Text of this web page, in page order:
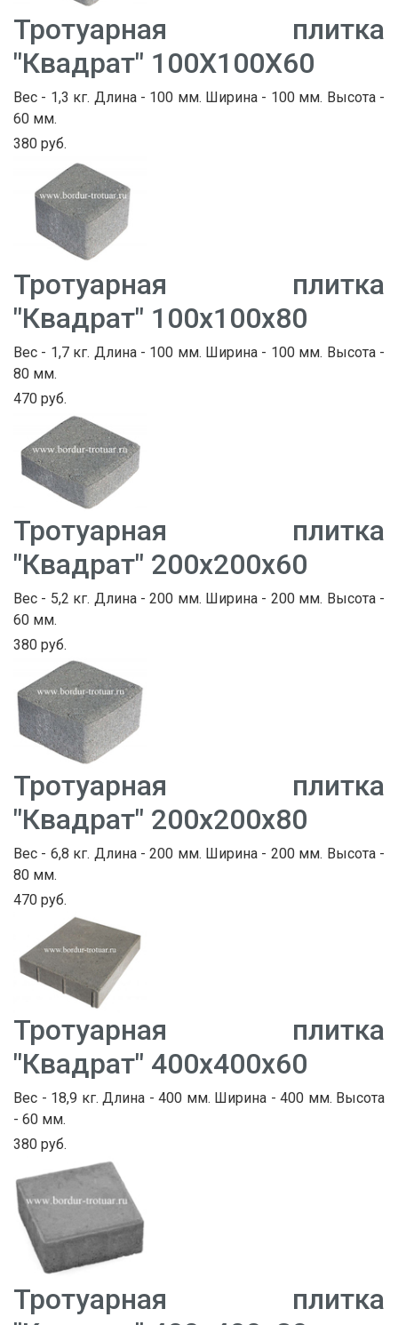
Тротуарная плитка
"Квадрат" 100Х100Х60
Вес - 1,3 кг. Длина - 100 мм. Ширина - 100 мм. Высота -
60 мм.
380 руб.
Тротуарная плитка
"Квадрат" 100х100х80
Вес - 1,7 кг. Длина - 100 мм. Ширина - 100 мм. Высота -
80 мм.
470 руб.
Тротуарная плитка
"Квадрат" 200х200х60
Вес - 5,2 кг. Длина - 200 мм. Ширина - 200 мм. Высота -
60 мм.
380 руб.
Тротуарная плитка
"Квадрат" 200х200х80
Вес - 6,8 кг. Длина - 200 мм. Ширина - 200 мм. Высота -
80 мм.
470 руб.
Тротуарная плитка
"Квадрат" 400х400х60
Вес - 18,9 кг. Длина - 400 мм. Ширина - 400 мм. Высота
- 60 мм.
380 руб.
Тротуарная плитка